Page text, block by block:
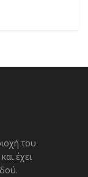
του
έχει